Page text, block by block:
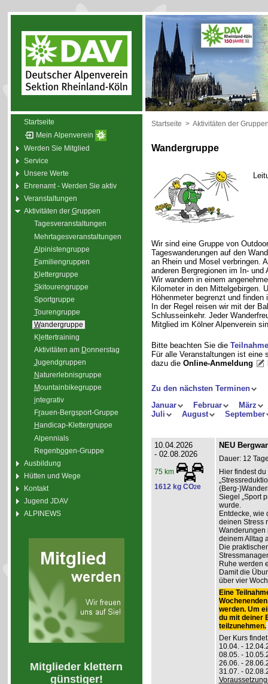
Startseite
Mein Alpenverein
Werden Sie Mitglied
Service
Unsere Werte
Ehrenamt - Werden Sie aktiv
Veranstaltungen
Aktivitäten der Gruppen
Tagesveranstaltungen
Mehrtagesveranstaltungen
Alpinistengruppe
Familiengruppen
Klettergruppe
Skitourengruppe
Sportgruppe
Tourengruppe
Wandergruppe
Kl ettertraining
Aktivitäten am Donnerstag
Jugendgruppen
Naturerlebnisgruppe
Mountainbikegruppe
integrativ
Frauen-Bergsport-Gruppe
Handicap-Klettergruppe
Alpennials
Regenbogen-Gruppe
Ausbildung
Hütten und Wege
Kontakt
Jugend JDAV
ALPINEWS
Mitglieder klettern
günstiger!
Startseite > Aktivitäten der
Wandergruppe
Wir sind eine Gruppe von
Tageswanderungen auf den
an Rhein und Mosel verbringen.
anderen Bergregionen im In- und
Wir wandern in einem
Kilometer in den Mittelgebirgen.
Höhenmeter begrenzt und
In der Regel reisen wir mit der
Schlusseinkehr. Jeder
Mitglied im Kölner Alpenverein
Bitte beachten Sie die
Für alle Veranstaltungen ist
dazu die Online-Anmeldung
Zu den nächsten Terminen
Januar
Februar
März
Juli
August September
10.04.2026
- 02.08.2026
75 km
1612 kg CO2e
NEU
Dauer: 12
Hier findest
(Berg-
Siegel „Sport
wurde.
Entdecke, wie
deinen Stress
Wanderungen
deinem Alltag
Die
Ruhe werden
Damit die
über vier
Eine
werden. Um
du mit deiner
teilzunehmen.
Der Kurs
10.04. -
08.05. -
26.06. -
31.07. -